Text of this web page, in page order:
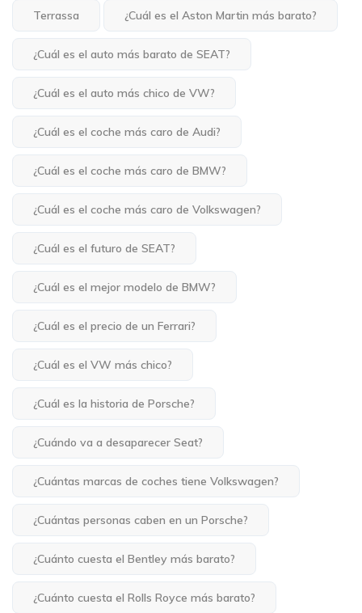
Terrassa ¿Cuál es el Aston Martin más barato?
¿Cuál es el auto más barato de SEAT?
¿Cuál es el auto más chico de VW?
¿Cuál es el coche más caro de Audi?
¿Cuál es el coche más caro de BMW?
¿Cuál es el coche más caro de Volkswagen?
¿Cuál es el futuro de SEAT?
¿Cuál es el mejor modelo de BMW?
¿Cuál es el precio de un Ferrari?
¿Cuál es el VW más chico?
¿Cuál es la historia de Porsche?
¿Cuándo va a desaparecer Seat?
¿Cuántas marcas de coches tiene Volkswagen?
¿Cuántas personas caben en un Porsche?
¿Cuánto cuesta el Bentley más barato?
¿Cuánto cuesta el Rolls Royce más barato?